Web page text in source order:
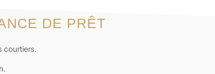
DE PRÊT
courtiers.